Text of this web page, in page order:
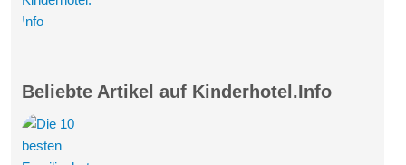
Beliebte Artikel auf Kinderhotel.Info